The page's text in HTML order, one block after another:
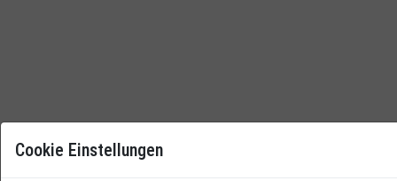
Cookie Einstellungen